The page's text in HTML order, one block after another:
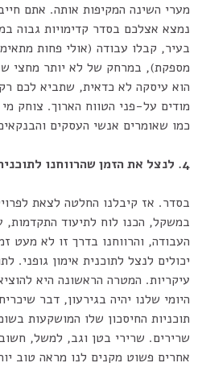
מערי השינה המקיפות אותה. אתם
נמצא אצלכם בסדר קדימויות גבוה
בעיר, קבלו עבודה (אולי פחות
מספקת), במרחק של לא יותר מחצי
הוא עיסקה לא כדאית, שתביא לכם
מודים על-פני הטווח הארוך. צוחק
כמו שאומרים אנשי העסקים
4. לנצל את הזמן שהרווחנו לתוכנית אימון גופני.
בסדר. אז קיבלנו החלטה לצאת
במשקל, הכנו לוח לתיעוד התקדמות,
העבודה, והרווחנו בדרך זו לא מעט
יכולים לנצל לתוכנית אימון גופני.
עיקריות. המטרה הראשונה היא
היומי שלנו יהיה בגירעון, דבר
תוכניות החיסכון שלו המושקעות
שרירים. שרירי בטן וגב, למשל,
אחרים פשוט מקנים לנו מראה טוב